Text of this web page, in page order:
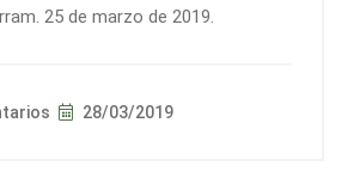
25 de marzo de 2019.
28/03/2019